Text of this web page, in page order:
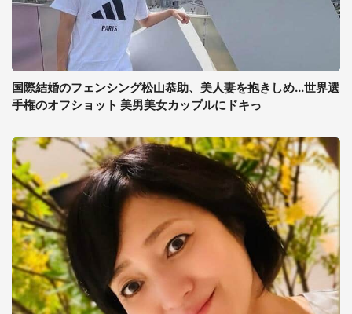
国際結婚のフェンシング松山恭助、美人妻を抱きしめ...世界選
手権のオフショット 美男美女カップルにドキっ